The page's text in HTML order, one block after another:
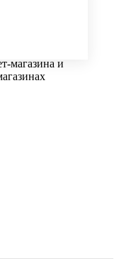
магазина и